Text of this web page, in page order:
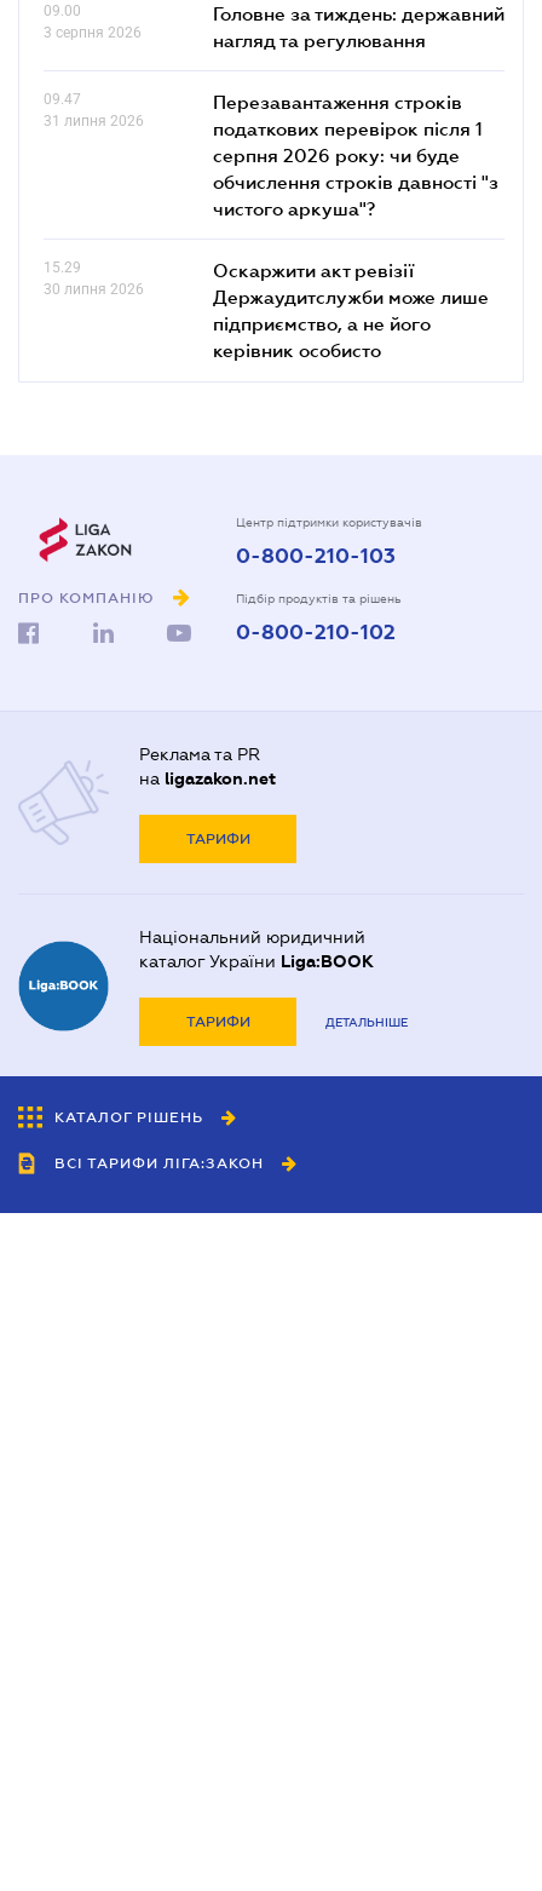
09.00
3 серпня 2026
Головне за тиждень: державний
нагляд та регулювання
09.47
31 липня 2026
Перезавантаження строків
податкових перевірок після 1
серпня 2026 року: чи буде
обчислення строків давності "з
чистого аркуша"?
15.29
30 липня 2026
Оскаржити акт ревізії
Держаудитслужби може лише
підприємство, а не його
керівник особисто
ПРО КОМПАНІЮ
Центр підтримки користувачів
0-800-210-103
Підбір продуктів та рішень
0-800-210-102
Реклама та PR
на ligazakon.net
ТАРИФИ
Національний юридичний
каталог України Liga:BOOK
ТАРИФИ ДЕТАЛЬНІШЕ
КАТАЛОГ РІШЕНЬ
ВСІ ТАРИФИ ЛІГА:ЗАКОН